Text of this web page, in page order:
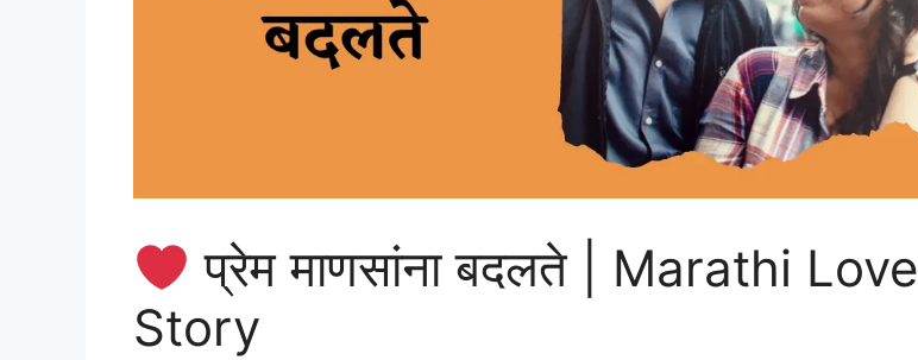
प्रेम माणसांना बदलते | Marathi Love
Story